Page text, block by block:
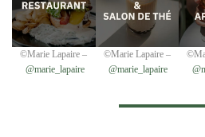
©Marie Lapaire –
@marie_lapaire
©Marie Lapaire –
@marie_lapaire